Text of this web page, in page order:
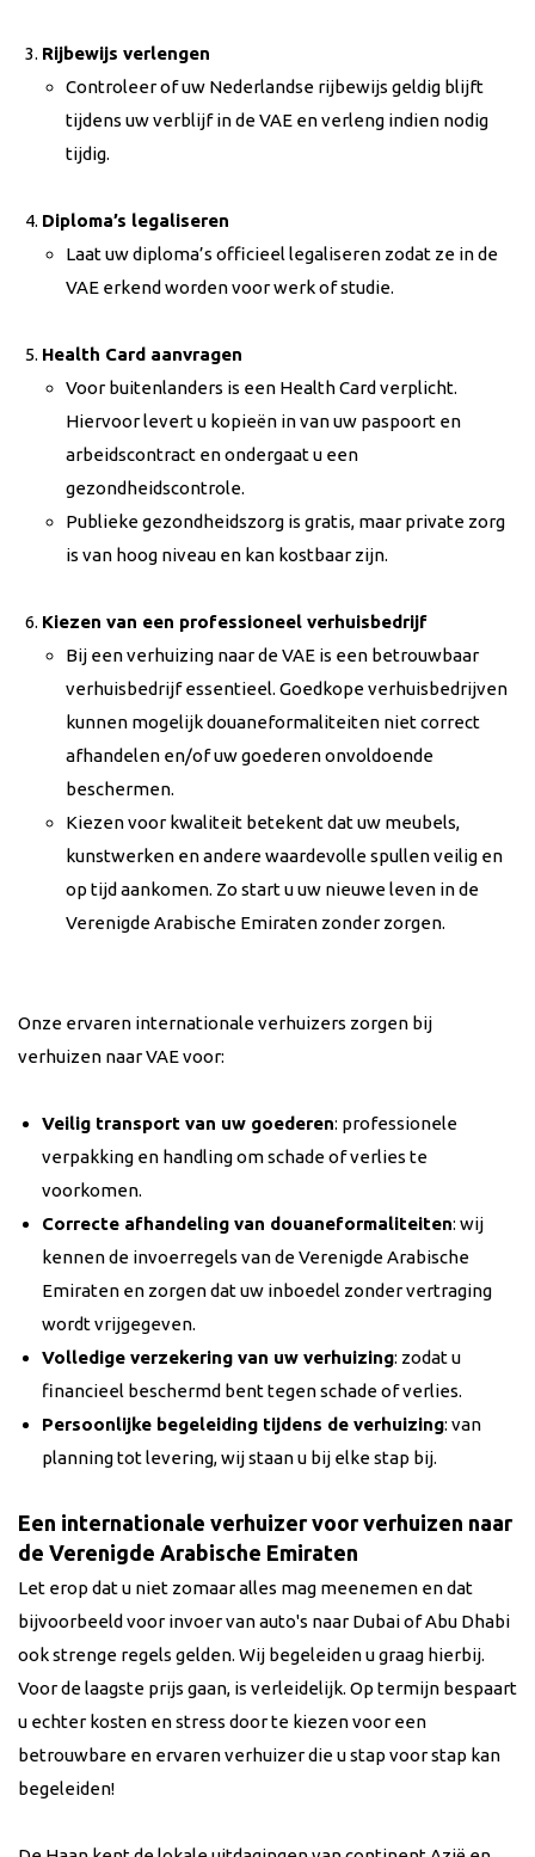
Rijbewijs verlengen
Controleer of uw Nederlandse rijbewijs geldig blijft
tijdens uw verblijf in de VAE en verleng indien nodig
tijdig.
Diploma’s legaliseren
Laat uw diploma’s officieel legaliseren zodat ze in de
VAE erkend worden voor werk of studie.
Health Card aanvragen
Voor buitenlanders is een Health Card verplicht.
Hiervoor levert u kopieën in van uw paspoort en
arbeidscontract en ondergaat u een
gezondheidscontrole.
Publieke gezondheidszorg is gratis, maar private zorg
is van hoog niveau en kan kostbaar zijn.
Kiezen van een professioneel verhuisbedrijf
Bij een verhuizing naar de VAE is een betrouwbaar
verhuisbedrijf essentieel. Goedkope verhuisbedrijven
kunnen mogelijk douaneformaliteiten niet correct
afhandelen en/of uw goederen onvoldoende
beschermen.
Kiezen voor kwaliteit betekent dat uw meubels,
kunstwerken en andere waardevolle spullen veilig en
op tijd aankomen. Zo start u uw nieuwe leven in de
Verenigde Arabische Emiraten zonder zorgen.
Onze ervaren internationale verhuizers zorgen bij
verhuizen naar VAE voor:
Veilig transport van uw goederen: professionele
verpakking en handling om schade of verlies te
voorkomen.
Correcte afhandeling van douaneformaliteiten: wij
kennen de invoerregels van de Verenigde Arabische
Emiraten en zorgen dat uw inboedel zonder vertraging
wordt vrijgegeven.
Volledige verzekering van uw verhuizing: zodat u
financieel beschermd bent tegen schade of verlies.
Persoonlijke begeleiding tijdens de verhuizing: van
planning tot levering, wij staan u bij elke stap bij.
Een internationale verhuizer voor verhuizen naar
de Verenigde Arabische Emiraten
Let erop dat u niet zomaar alles mag meenemen en dat
bijvoorbeeld voor invoer van auto's naar Dubai of Abu Dhabi
ook strenge regels gelden. Wij begeleiden u graag hierbij.
Voor de laagste prijs gaan, is verleidelijk. Op termijn bespaart
u echter kosten en stress door te kiezen voor een
betrouwbare en ervaren verhuizer die u stap voor stap kan
begeleiden!